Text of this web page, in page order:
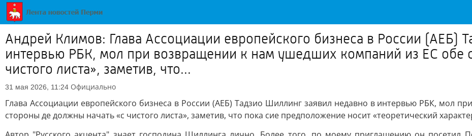
Андрей Климов: Глава Ассоциации европейского бизнеса в России (АЕБ)
интервью РБК, мол при возвращении к нам ушедших компаний из ЕС обе
чистого листа», заметив, что...
31 мая 2026, 11:24 Официально
Глава Ассоциации европейского бизнеса в России (АЕБ) Тадзио Шиллинг заявил недавно в интервью РБК, мол
стороны де должны начать «с чистого листа», заметив, что пока сие предположение носит «теоретический